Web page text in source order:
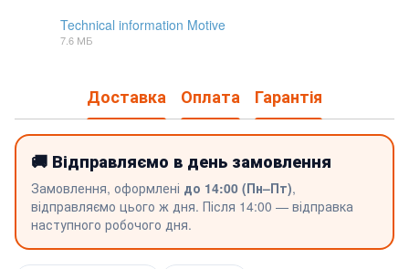
Technical information Motive
7.6 МБ
Доставка Оплата Гарантія
🚚 Відправляємо в день замовлення
Замовлення, оформлені до 14:00 (Пн–Пт),
відправляємо цього ж дня. Після 14:00 — відправка
наступного робочого дня.